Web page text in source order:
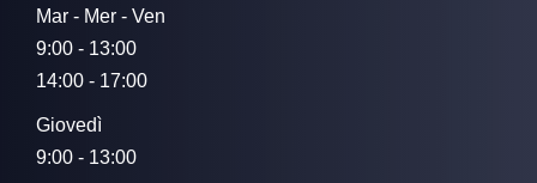
Mar - Mer - Ven
9:00 - 13:00
14:00 - 17:00
Giovedì
9:00 - 13:00